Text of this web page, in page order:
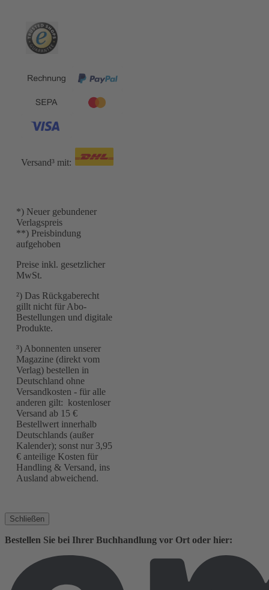
Versand³ mit:
*) Neuer gebundener
Verlagspreis
**) Preisbindung
aufgehoben
Preise inkl. gesetzlicher
MwSt.
²) Das Rückgaberecht
gillt nicht für Abo-
Bestellungen und digitale
Produkte.
³) Abonnenten unserer
Magazine (direkt vom
Verlag) bestellen in
Deutschland ohne
Versandkosten - für alle
anderen gilt: kostenloser
Versand ab 15 €
Bestellwert innerhalb
Deutschlands (außer
Kalender); sonst nur 3,95
€ anteilige Kosten für
Handling & Versand, ins
Ausland abweichend.
Schließen
Bestellen Sie bei Ihrer Buchhandlung vor Ort oder hier: